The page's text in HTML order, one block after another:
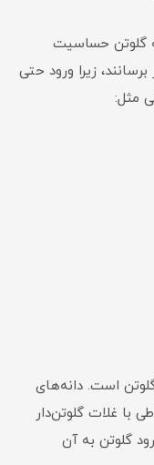
گلوتن حساسیت
زیرا ورود حتی
مثل:
است. دانه‌های
با غلات گلوتن‌دار
گلوتن به آن